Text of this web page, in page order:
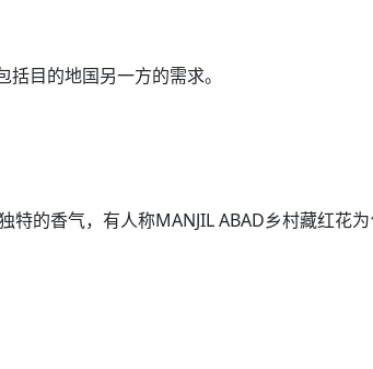
目的地国另一方的需求。
的香气，有人称MANJIL ABAD乡村藏红花为